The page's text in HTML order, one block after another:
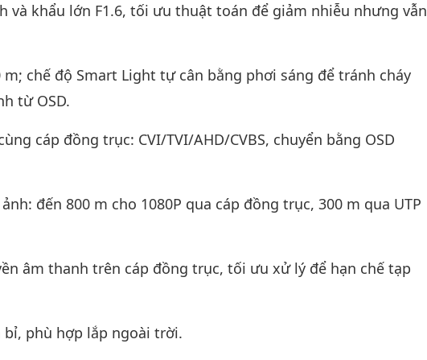
và khẩu lớn F1.6, tối ưu thuật toán để giảm nhiễu nhưng vẫn
chế độ Smart Light tự cân bằng phơi sáng để tránh cháy
từ OSD.
cáp đồng trục: CVI/TVI/AHD/CVBS, chuyển bằng OSD
đến 800 m cho 1080P qua cáp đồng trục, 300 m qua UTP
âm thanh trên cáp đồng trục, tối ưu xử lý để hạn chế tạp
bỉ, phù hợp lắp ngoài trời.